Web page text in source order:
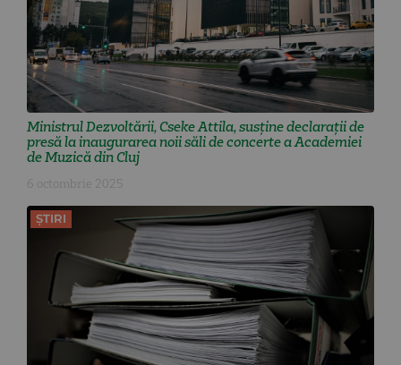
Ministrul Dezvoltării, Cseke Attila, susține declarații de
presă la inaugurarea noii săli de concerte a Academiei
de Muzică din Cluj
6 octombrie 2025
ȘTIRI